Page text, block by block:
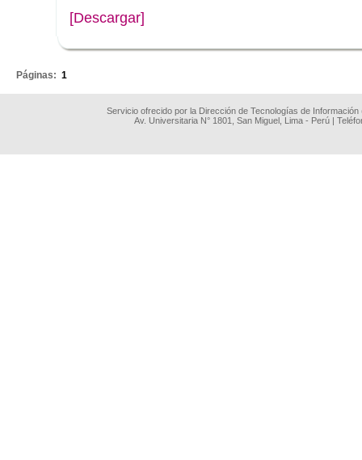
[Descargar]
Páginas: 1
Servicio ofrecido por la Dirección de Tecnologías de
Av. Universitaria N° 1801, San Miguel, Lima - Perú |